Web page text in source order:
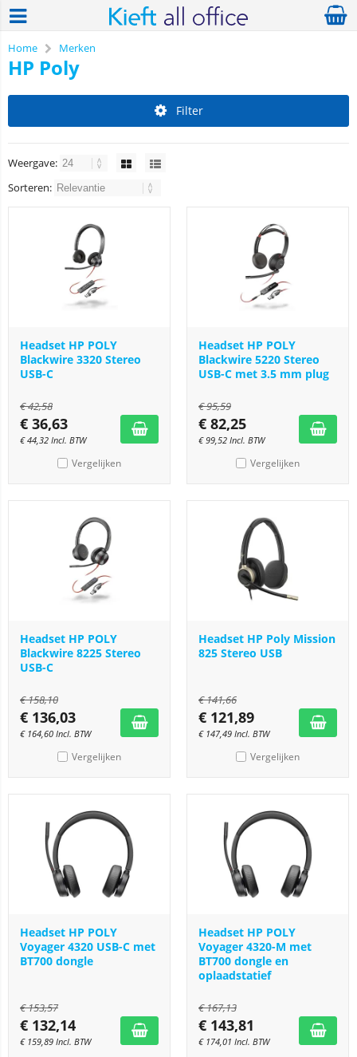
Home Merken
HP Poly
Filter
Weergave:
Sorteren:
Headset HP POLY
Blackwire 3320 Stereo
USB-C
€42,58
€ 36,63
€44,32 Incl. BTW
Vergelijken
Headset HP POLY
Blackwire 5220 Stereo
USB-C met 3.5 mm plug
€95,59
€ 82,25
€99,52 Incl. BTW
Vergelijken
Headset HP POLY
Blackwire 8225 Stereo
USB-C
€158,10
€ 136,03
€ 164,60 Incl. BTW
Vergelijken
Headset HP Poly Mission
825 Stereo USB
€141,66
€ 121,89
€ 147,49 Incl. BTW
Vergelijken
Headset HP POLY
Voyager 4320 USB-C met
BT700 dongle
€153,57
€ 132,14
€ 159,89 Incl. BTW
Headset HP POLY
Voyager 4320-M met
BT700 dongle en
oplaadstatief
€167,13
€ 143,81
€ 174,01 Incl. BTW